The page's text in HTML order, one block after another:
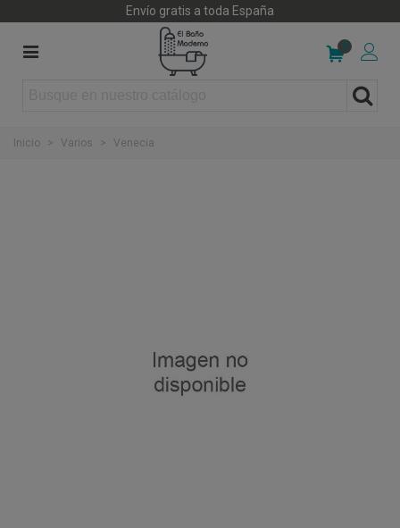
Envío gratis a toda España
0
Inicio > Varios > Venecia